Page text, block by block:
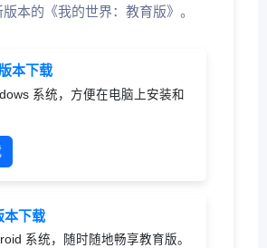
本的《我的世界：教育版》。
本下载
系统，方便在电脑上安装和
下载
系统，随时随地畅享教育版。